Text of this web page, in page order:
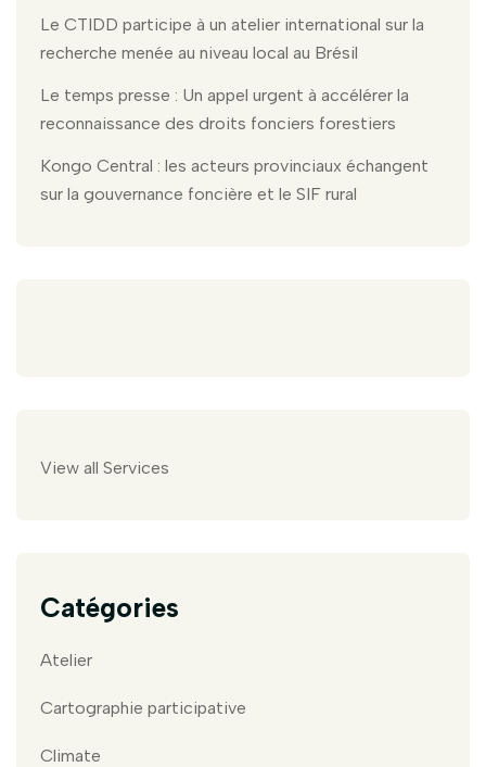
Le CTIDD participe à un atelier international sur la
recherche menée au niveau local au Brésil
Le temps presse : Un appel urgent à accélérer la
reconnaissance des droits fonciers forestiers
Kongo Central : les acteurs provinciaux échangent
sur la gouvernance foncière et le SIF rural
View all Services
Catégories
Atelier
Cartographie participative
Climate